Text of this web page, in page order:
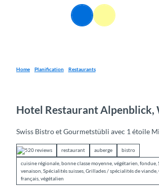
Recherche
Menu
Home Planification Restaurants
Hotel Restaurant
Swiss Bistro et Gourmetstübli avec 1 étoile
520 reviews restaurant auberge bistro
cuisine régionale, bonne classe moyenne, végétarien, fondue,
venaison, Spécialités suisses, Grillades / spécialités de
français, végétalien